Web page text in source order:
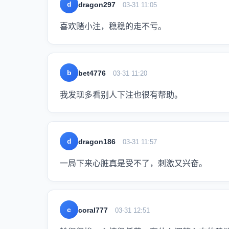
d dragon297 03-31 11:05
喜欢赌小注，稳稳的走不亏。
b bet4776 03-31 11:20
我发现多看别人下注也很有帮助。
d dragon186 03-31 11:57
一局下来心脏真是受不了，刺激又兴奋。
c coral777 03-31 12:51